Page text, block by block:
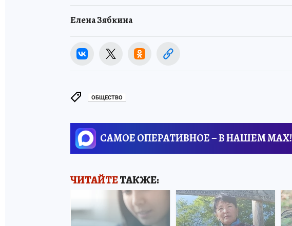
Елена Зябкина
ОБЩЕСТВО
САМОЕ ОПЕРАТИВНОЕ – В НАШЕМ MAX!
ЧИТАЙТЕТАКЖЕ: